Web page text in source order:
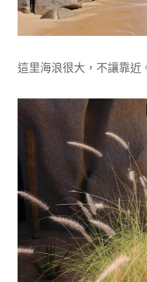
這里海浪很大，不讓靠近